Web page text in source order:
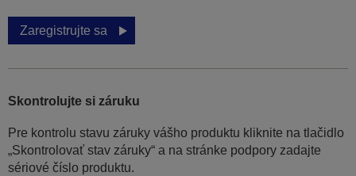
Zaregistrujte sa
Skontrolujte si záruku
Pre kontrolu stavu záruky vášho produktu kliknite na tlačidlo
„Skontrolovať stav záruky“ a na stránke podpory zadajte
sériové číslo produktu.